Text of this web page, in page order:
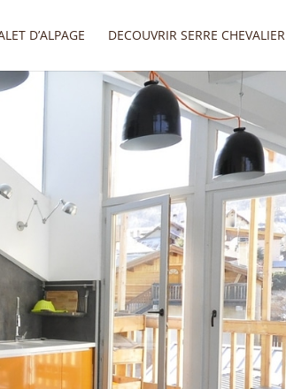
D’ALPAGE DECOUVRIR SERRE CHEVALIER